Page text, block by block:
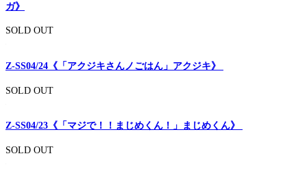
ガ》
SOLD OUT
Z-SS04/24《「アクジキさんノごはん」アクジキ》
SOLD OUT
Z-SS04/23《「マジで！！まじめくん！」まじめくん》
SOLD OUT